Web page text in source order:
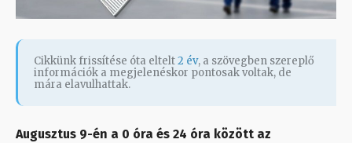
Cikkünk frissítése óta eltelt2 év, a szövegben szereplő
információk a megjelenéskor pontosak voltak, de
mára elavulhattak.
Augusztus 9-én a 0 óra és 24 óra között az